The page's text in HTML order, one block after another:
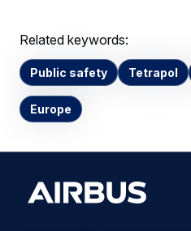
Related keywords:
Public safety Tetrapol
Europe